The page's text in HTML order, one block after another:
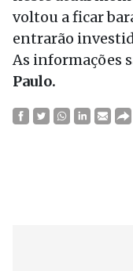
voltou a ficar
entrarão
As informações
Paulo.